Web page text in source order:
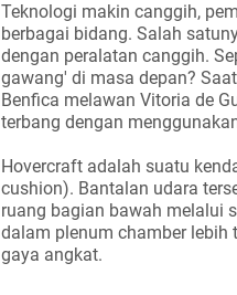
Teknologi makin canggih,
berbagai bidang. Salah
dengan peralatan canggih.
gawang' di masa depan?
Benfica melawan Vitoria de
terbang dengan
Hovercraft adalah suatu
cushion). Bantalan udara
ruang bagian bawah melalui
dalam plenum chamber
gaya angkat.